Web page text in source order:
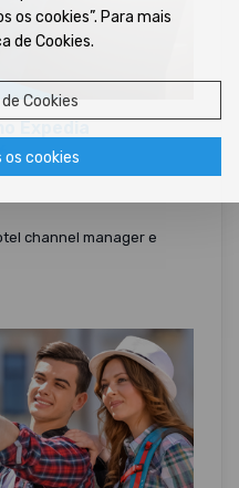
channel manager e
os cookies”. Para mais
de Cookies.
Cookies
cookies